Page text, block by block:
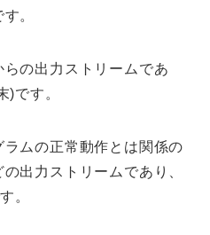
。
の出力ストリームであ
)です。
ラムの正常動作とは関係の
出力ストリームであり、
。